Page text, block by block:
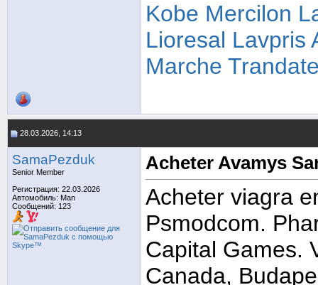
Kobe Mercilon
Lioresal Lavpris
Marche
28.03.2026, 14:13
SamaPezduk
Senior Member
Регистрация: 22.03.2026
Автомобиль: Man
Сообщений: 123
Acheter Avamys
Acheter viagra
Psmodcom.
Capital Games.
Canada,